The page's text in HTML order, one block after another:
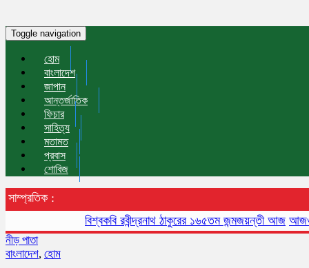
Toggle navigation
হোম
বাংলাদেশ
জাপান
আন্তর্জাতিক
ফিচার
সাহিত্য
মতামত
প্রবাস
শোবিজ
সাম্প্রতিক :
বিশ্বকবি রবীন্দ্রনাথ ঠাকুরের ১৬৫তম জন্মজয়ন্তী আজ আজও
নীড় পাতা
বাংলাদেশ, হোম